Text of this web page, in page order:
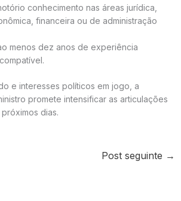
conhecimento nas áreas jurídica,
financeira ou de administração
menos dez anos de experiência
e interesses políticos em jogo, a
promete intensificar as articulações
dias.
Post seguinte →